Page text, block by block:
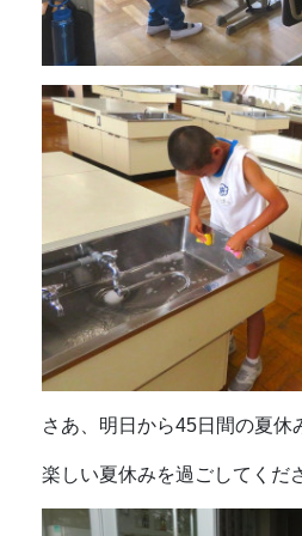
さあ、明日から45日間の夏休
楽しい夏休みを過ごしてくだ